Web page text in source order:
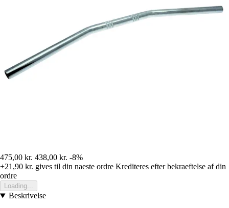
475,00 kr. 438,00 kr. -8%
+21,90 kr. gives til din naeste ordre Krediteres efter bekraeftelse af din
ordre
Loading...
Beskrivelse